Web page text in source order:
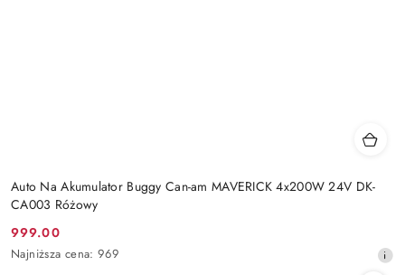
Auto Na Akumulator Buggy Can-am MAVERICK 4x200W 24V DK-
CA003 Różowy
Cena
promocyjna:
999.00
Najniższa
Najniższa cena: 969